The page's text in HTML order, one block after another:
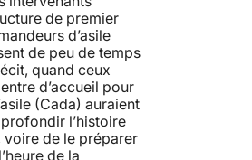
de premier
d’asile
de peu de temps
quand ceux
d’accueil pour
(Cada) auraient
l’histoire
voire de le préparer
de la